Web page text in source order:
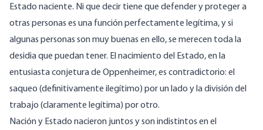
Estado naciente. Ni que decir tiene que defender y proteger a
otras personas es una función perfectamente legítima, y si
algunas personas son muy buenas en ello, se merecen toda la
desidia que puedan tener. El nacimiento del Estado, en la
entusiasta conjetura de Oppenheimer, es contradictorio: el
saqueo (definitivamente ilegítimo) por un lado y la división del
trabajo (claramente legítima) por otro.
Nación y Estado nacieron juntos y son indistintos en el